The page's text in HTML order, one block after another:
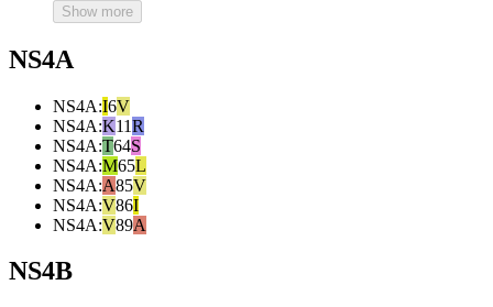
Show more
NS4A
NS4A:I6V
NS4A:K11R
NS4A:T64S
NS4A:M65L
NS4A:A85V
NS4A:V86I
NS4A:V89A
NS4B